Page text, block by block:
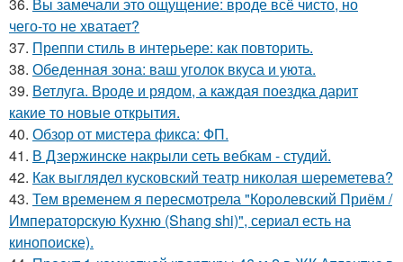
чего-то не хватает?
37. Преппи стиль в интерьере: как повторить.
38. Обеденная зона: ваш уголок вкуса и уюта.
39. Ветлуга. Вроде и рядом, а каждая поездка дарит
какие то новые открытия.
40. Обзор от мистера фикса: ФП.
41. В Дзержинске накрыли сеть вебкам - студий.
42. Как выглядел кусковский театр николая шереметева?
43. Тем временем я пересмотрела "Королевский Приём /
Императорскую Кухню (Shang shi)", сериал есть на
кинопоиске).